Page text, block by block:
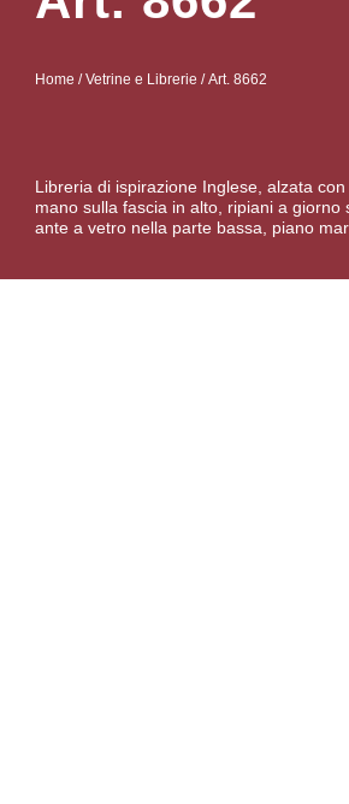
Home /Vetrine e Librerie / Art. 8662
Libreria di ispirazione Inglese, alzata
mano sulla fascia in alto, ripiani a giorno
ante a vetro nella parte bassa, piano